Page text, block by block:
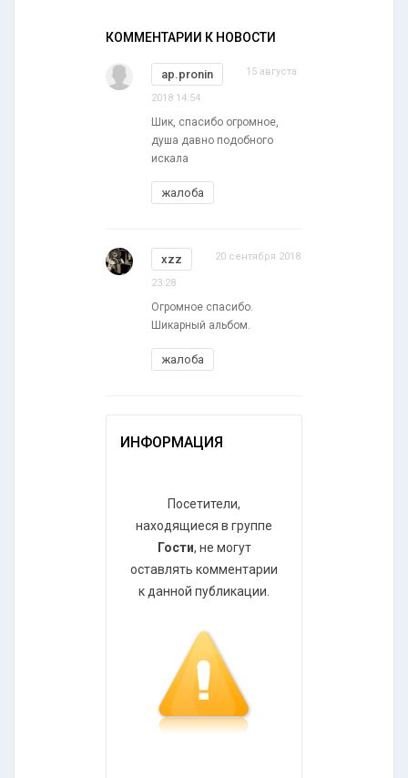
КОММЕНТАРИИ К НОВОСТИ
ap.pronin 15 августа
2018 14:54
Шик, спасибо огромное,
душа давно подобного
искала
жалоба
xzz 20 сентября 2018
23:28
Огромное спасибо.
Шикарный альбом.
жалоба
ИНФОРМАЦИЯ
Посетители,
находящиеся в группе
Гости, не могут
оставлять комментарии
к данной публикации.